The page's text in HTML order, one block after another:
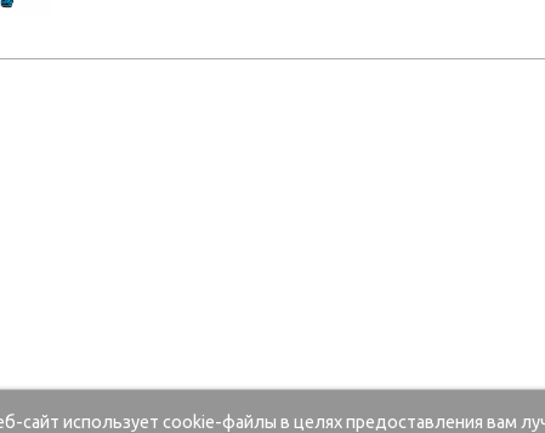
сайт использует cookie-файлы в целях предоставления вам